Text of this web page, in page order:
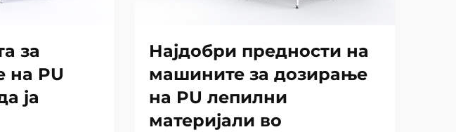
за
на PU
ја
Најдобри предности на
машините за дозирање
на PU лепилни
материјали во